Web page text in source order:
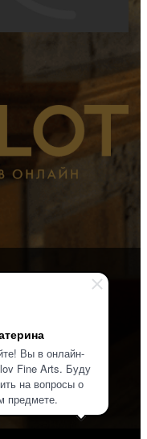
Вы в онлайн-
Fine Arts. Буду
на вопросы о
предмете.